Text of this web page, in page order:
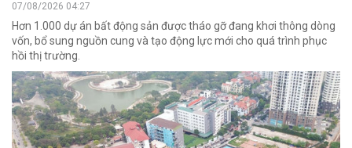
07/08/2026 04:27
Hơn 1.000 dự án bất động sản được tháo gỡ đang khơi thông dòng
vốn, bổ sung nguồn cung và tạo động lực mới cho quá trình phục
hồi thị trường.